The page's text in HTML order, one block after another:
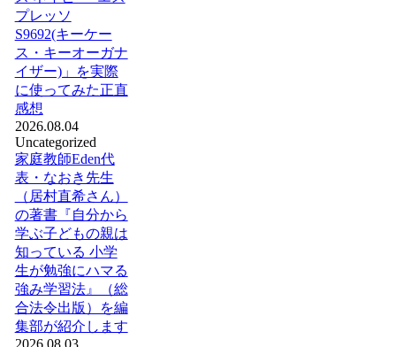
プレッソ
S9692(キーケー
ス・キーオーガナ
イザー)」を実際
に使ってみた正直
感想
2026.08.04
Uncategorized
家庭教師Eden代
表・なおき先生
（居村直希さん）
の著書『自分から
学ぶ子どもの親は
知っている 小学
生が勉強にハマる
強み学習法』（総
合法令出版）を編
集部が紹介します